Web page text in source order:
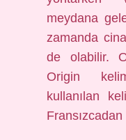
meydana
zamanda
de olabilir.
Origin
kullanılan